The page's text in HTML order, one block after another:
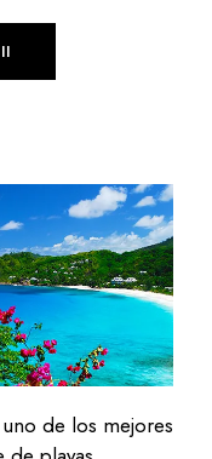
de los mejores